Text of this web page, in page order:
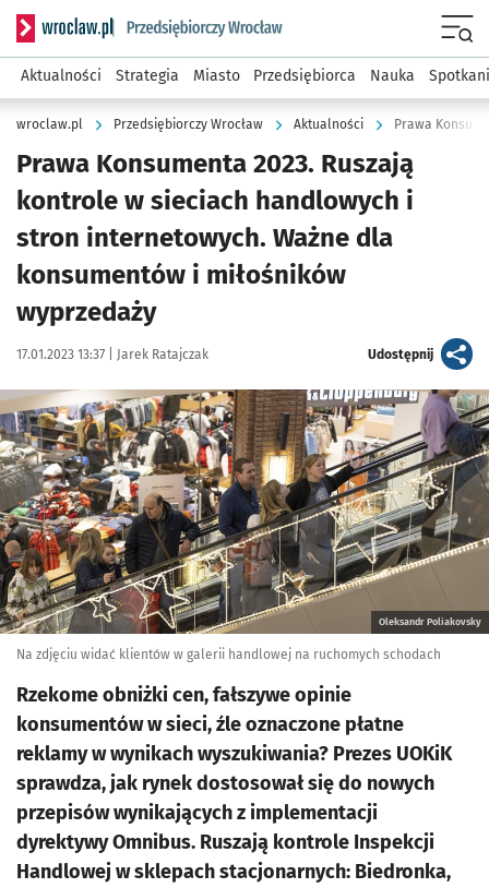
Serwis informacyjny wroclaw.pl podserwis: Strategia
Aktualności Strategia Miasto Przedsiębiorca Nauka
wroclaw.pl Przedsiębiorczy Wrocław Aktualności
Prawa Konsumenta 2023. Ruszają
kontrole w sieciach handlowych i
stron internetowych. Ważne dla
konsumentów i miłośników
wyprzedaży
Data publikacji:
17.01.2023 13:37 | Autor:
Jarek Ratajczak Udostępnijartykuł
Kliknij, aby powiększyć
Oleksandr Poliakovsky
Na zdjęciu widać klientów w galerii handlowej na ruchomych schodach
Rzekome obniżki cen, fałszywe opinie
konsumentów w sieci, źle oznaczone płatne
reklamy w wynikach wyszukiwania? Prezes UOKiK
sprawdza, jak rynek dostosował się do nowych
przepisów wynikających z implementacji
dyrektywy Omnibus. Ruszają kontrole Inspekcji
Handlowej w sklepach stacjonarnych: Biedronka,